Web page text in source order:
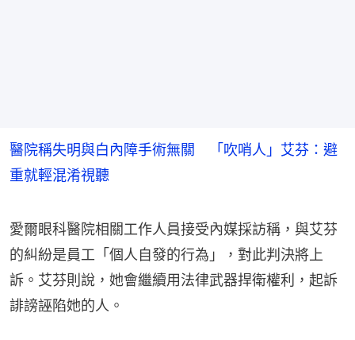
醫院稱失明與白內障手術無關 「吹哨人」艾芬：避
重就輕混淆視聽
愛爾眼科醫院相關工作人員接受內媒採訪稱，與艾芬
的糾紛是員工「個人自發的行為」，對此判決將上
訴。艾芬則說，她會繼續用法律武器捍衛權利，起訴
誹謗誣陷她的人。